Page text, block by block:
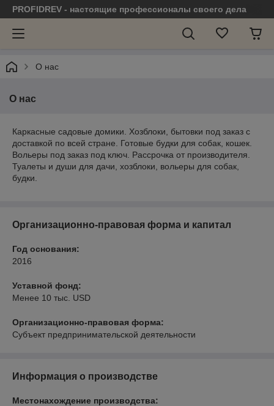
PROFIDREV - настоящие профессионалы своего дела
О нас
О нас
Каркасные садовые домики. Хозблоки, бытовки под заказ с
доставкой по всей стране. Готовые будки для собак, кошек.
Вольеры под заказ под ключ. Рассрочка от производителя.
Туалеты и души для дачи, хозблоки, вольеры для собак,
будки.
Организационно-правовая форма и капитал
Год основания:
2016
Уставной фонд:
Менее 10 тыс. USD
Организационно-правовая форма:
Субъект предпринимательской деятельности
Информация о производстве
Местонахождение производства: